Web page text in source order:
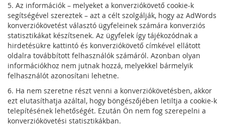
5. Az információk – melyeket a konverziókövető cookie-k
segítségével szereztek – azt a célt szolgálják, hogy az AdWords
konverziókövetést választó ügyfeleinek számára konverziós
statisztikákat készítsenek. Az ügyfelek így tájékozódnak a
hirdetésükre kattintó és konverziókövető címkével ellátott
oldalra továbbított felhasználók számáról. Azonban olyan
információkhoz nem jutnak hozzá, melyekkel bármelyik
felhasználót azonosítani lehetne.
6. Ha nem szeretne részt venni a konverziókövetésben, akkor
ezt elutasíthatja azáltal, hogy böngészőjében letiltja a cookie-k
telepítésének lehetőségét. Ezután Ön nem fog szerepelni a
konverziókövetési statisztikákban.